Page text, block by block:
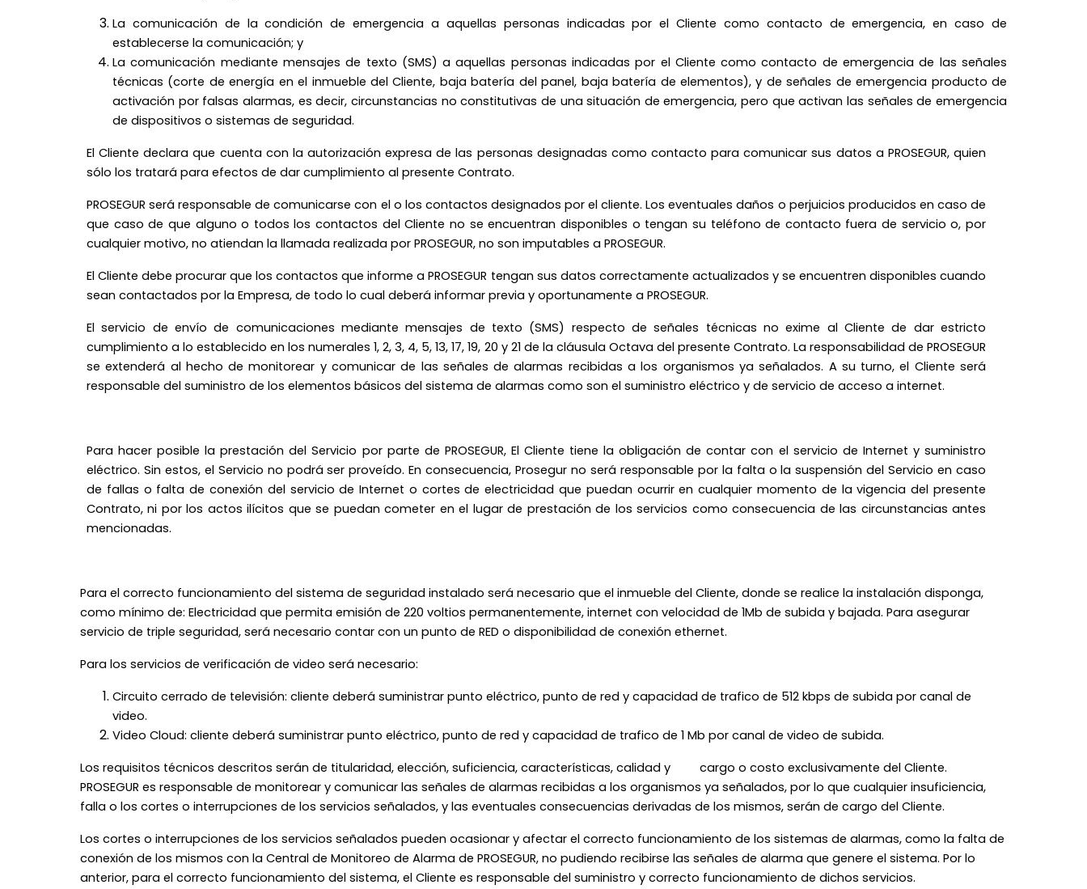
La comunicación de la condición de emergencia a aquellas personas indicadas por el Cliente como contacto de emergencia, en caso de
establecerse la comunicación; y
La comunicación mediante mensajes de texto (SMS) a aquellas personas indicadas por el Cliente como contacto de emergencia de las señales
técnicas (corte de energía en el inmueble del Cliente, baja batería del panel, baja batería de elementos), y de señales de emergencia producto de
activación por falsas alarmas, es decir, circunstancias no constitutivas de una situación de emergencia, pero que activan las señales de emergencia
de dispositivos o sistemas de seguridad.
El Cliente declara que cuenta con la autorización expresa de las personas designadas como contacto para comunicar sus datos a PROSEGUR, quien
sólo los tratará para efectos de dar cumplimiento al presente Contrato.
PROSEGUR será responsable de comunicarse con el o los contactos designados por el cliente. Los eventuales daños o perjuicios producidos en caso de
que caso de que alguno o todos los contactos del Cliente no se encuentran disponibles o tengan su teléfono de contacto fuera de servicio o, por
cualquier motivo, no atiendan la llamada realizada por PROSEGUR, no son imputables a PROSEGUR.
El Cliente debe procurar que los contactos que informe a PROSEGUR tengan sus datos correctamente actualizados y se encuentren disponibles cuando
sean contactados por la Empresa, de todo lo cual deberá informar previa y oportunamente a PROSEGUR.
El servicio de envío de comunicaciones mediante mensajes de texto (SMS) respecto de señales técnicas no exime al Cliente de dar estricto
cumplimiento a lo establecido en los numerales 1, 2, 3, 4, 5, 13, 17, 19, 20 y 21 de la cláusula Octava del presente Contrato. La responsabilidad de PROSEGUR
se extenderá al hecho de monitorear y comunicar de las señales de alarmas recibidas a los organismos ya señalados. A su turno, el Cliente será
responsable del suministro de los elementos básicos del sistema de alarmas como son el suministro eléctrico y de servicio de acceso a internet.
Para hacer posible la prestación del Servicio por parte de PROSEGUR, El Cliente tiene la obligación de contar con el servicio de Internet y suministro
eléctrico. Sin estos, el Servicio no podrá ser proveído. En consecuencia, Prosegur no será responsable por la falta o la suspensión del Servicio en caso
de fallas o falta de conexión del servicio de Internet o cortes de electricidad que puedan ocurrir en cualquier momento de la vigencia del presente
Contrato, ni por los actos ilícitos que se puedan cometer en el lugar de prestación de los servicios como consecuencia de las circunstancias antes
mencionadas.
Para el correcto funcionamiento del sistema de seguridad instalado será necesario que el inmueble del Cliente, donde se realice la instalación disponga,
como mínimo de: Electricidad que permita emisión de 220 voltios permanentemente, internet con velocidad de 1Mb de subida y bajada. Para asegurar
servicio de triple seguridad, será necesario contar con un punto de RED o disponibilidad de conexión ethernet.
Para los servicios de verificación de video será necesario:
Circuito cerrado de televisión: cliente deberá suministrar punto eléctrico, punto de red y capacidad de trafico de 512 kbps de subida por canal de
video.
Video Cloud: cliente deberá suministrar punto eléctrico, punto de red y capacidad de trafico de 1 Mb por canal de video de subida.
Los requisitos técnicos descritos serán de titularidad, elección, suficiencia, características, calidad y cargo o costo exclusivamente del Cliente.
PROSEGUR es responsable de monitorear y comunicar las señales de alarmas recibidas a los organismos ya señalados, por lo que cualquier insuficiencia,
falla o los cortes o interrupciones de los servicios señalados, y las eventuales consecuencias derivadas de los mismos, serán de cargo del Cliente.
Los cortes o interrupciones de los servicios señalados pueden ocasionar y afectar el correcto funcionamiento de los sistemas de alarmas, como la falta de
conexión de los mismos con la Central de Monitoreo de Alarma de PROSEGUR, no pudiendo recibirse las señales de alarma que genere el sistema. Por lo
anterior, para el correcto funcionamiento del sistema, el Cliente es responsable del suministro y correcto funcionamiento de dichos servicios.